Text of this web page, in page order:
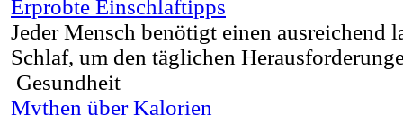
Erprobte Einschlaftipps
Jeder Mensch benötigt einen ausreichend
Schlaf, um den täglichen
Gesundheit
Mythen über Kalorien